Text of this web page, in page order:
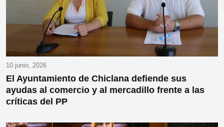
10 junio, 2026
El Ayuntamiento de Chiclana defiende sus
ayudas al comercio y al mercadillo frente a las
críticas del PP